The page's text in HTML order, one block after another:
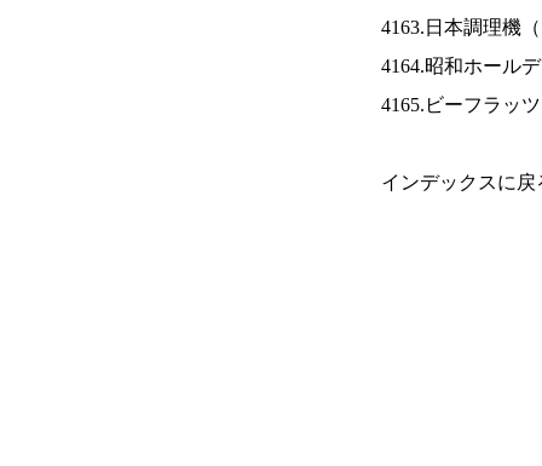
4163.日本調理機（
4164.昭和ホール
4165.ビーフラッ
インデックスに戻